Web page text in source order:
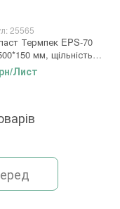
25565
Термпек EPS-70
мм, щільність
Лист